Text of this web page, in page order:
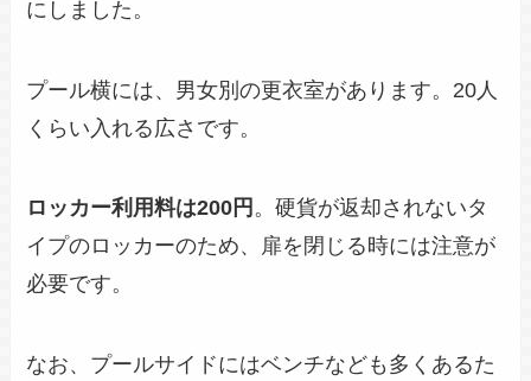
にしました。
プール横には、男女別の更衣室があります。20人
くらい入れる広さです。
ロッカー利用料は200円 。硬貨が返却されないタ
イプのロッカーのため、扉を閉じる時には注意が
必要です。
なお、プールサイドにはベンチなども多くあるた